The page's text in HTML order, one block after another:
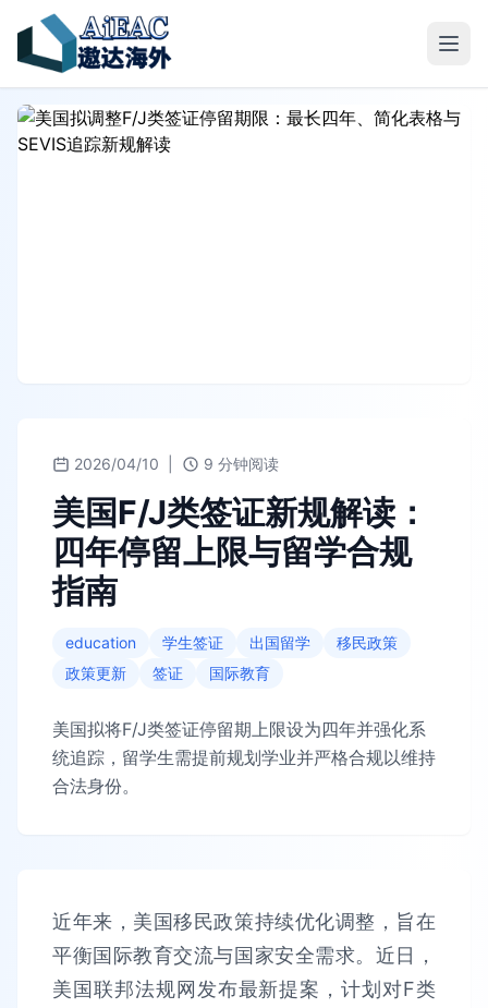
2026/04/10 9 分钟阅读
美国F/J类签证新规解读：
四年停留上限与留学合规
指南
education 学生签证 出国留学
移民政策
政策更新
签证 国际教育
美国拟将F/J类签证停留期上限设为四年并强化系
统追踪，留学生需提前规划学业并严格合规以维持
合法身份。
近年来，美国移民政策持续优化调整，旨在
平衡国际教育交流与国家安全需求。近日，
美国联邦法规网发布最新提案，计划对F类